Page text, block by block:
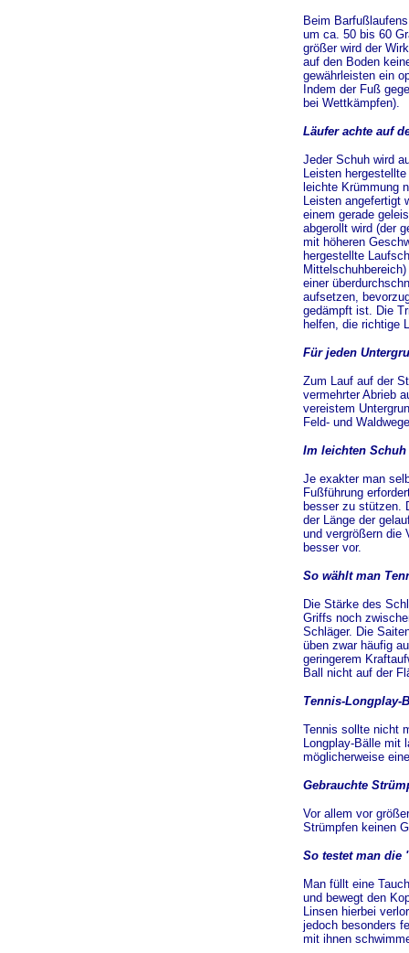
Beim
um ca. 50 bis 60
größer wird der
auf den Boden
gewährleisten ein
Indem der Fuß
bei Wettkämpfen).
Läufer achte auf
Jeder Schuh wird
Leisten
leichte Krümmung
Leisten angefertigt
einem gerade
abgerollt wird (der
mit höheren
hergestellte
einer
aufsetzen,
gedämpft ist. Die
helfen, die richtige
Für jeden
Zum Lauf auf der
vermehrter Abrieb
vereistem
Feld- und
Im leichten
Je exakter man
Fußführung
besser zu stützen.
der Länge der
und vergrößern die
besser vor.
So wählt man
Die Stärke des
Griffs noch
Schläger. Die
üben zwar häufig
geringerem
Ball nicht auf der
Tennis-Longplay-
Tennis sollte nicht
Longplay-Bälle mit
möglicherweise
Gebrauchte
Vor allem vor
Strümpfen keinen
So testet man die
Man füllt eine
und bewegt den
Linsen hierbei
jedoch besonders
mit ihnen